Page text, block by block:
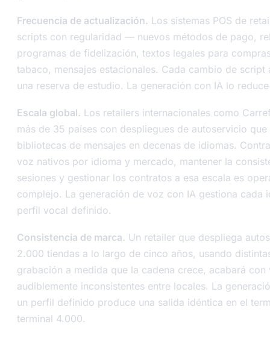
Frecuencia de actualización. Los sistemas POS de
scripts con regularidad — nuevos métodos de pago,
programas de fidelización, textos legales para
tabaco, mensajes estacionales. Cada cambio de script
una reserva de estudio. La generación con IA lo
Escala global. Los retailers internacionales como
más de 35 países con despliegues de autoservicio que
bibliotecas de mensajes en decenas de idiomas.
voz nativos por idioma y mercado, mantener la
sesiones y gestionar los contratos a esa escala es
complejo. La generación de voz con IA gestiona cada
perfil vocal definido.
Consistencia de marca. Un retailer que despliega
2.000 tiendas a lo largo de cinco años, usando
grabación a medida que la cadena crece, acabará con
audiblemente inconsistentes entre locales. La
un perfil definido produce una salida idéntica en el
terminal 4.000.